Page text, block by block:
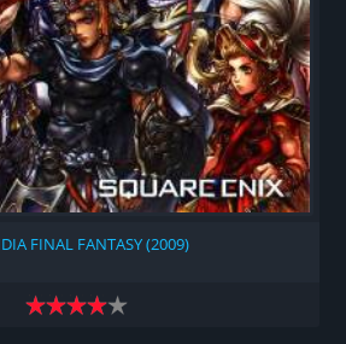
FINAL FANTASY (2009)